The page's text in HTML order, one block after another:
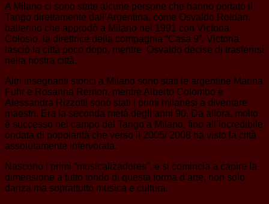
A Milano ci sono state alcune persone che hanno portato il
Tango direttamente dall’Argentina, come Osvaldo Roldan,
ballerino che approdò a Milano nel 1991 con Victoria
Colosio, la direttrice della compagnia “Casa 9”. Victoria
lasciò la città poco dopo, mentre Osvaldo decise di trasferirsi
nella nostra città.
Altri insegnanti storici a Milano sono stati le argentine Marina
Fuhr e Rosanna Remon, mentre Alberto Colombo e
Alessandra Rizzotti sono stati i primi milanesi a diventare
maestri. Era la seconda metà degli anni 90. Da allora, molto
è successo nel campo del Tango a Milano, fino all’incredibile
ondata di popolarità che verso il 2005/ 2008 ha visto la città
assolutamente infervorata.
Nascono i primi “musicalizadores”, e si comincia a capire la
dimensione a tutto tondo di questa forma d’arte, non solo
danza ma soprattutto musica e cultura.